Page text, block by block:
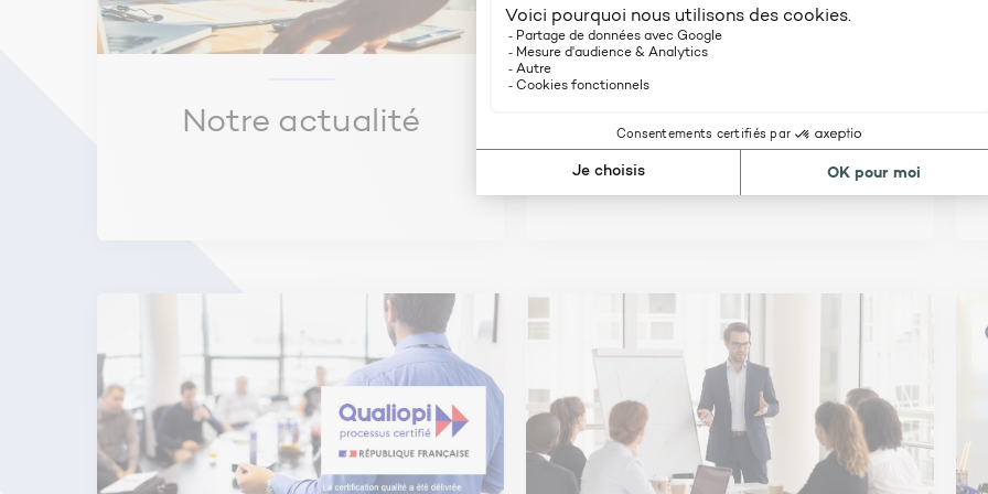
Les réglementations liées à la qualité sanitaire
L’arrêté du 23 juin 2978 modifié (arrêté du 30 novembre 2005) l’Accord de
Paris, le Plan climat et le paquet énergie-climat 2030
Recommandations sur le suivi connecté des installations
Optimiser la maintenance des installations solaires
Le cadre de l’étude d’opportunité
Savoir identifier les « incontournables » du solaire ; les cas plus
« incertains » puis :
Notre actualité
Se former pour
obtenir une
qualification OPQIBI